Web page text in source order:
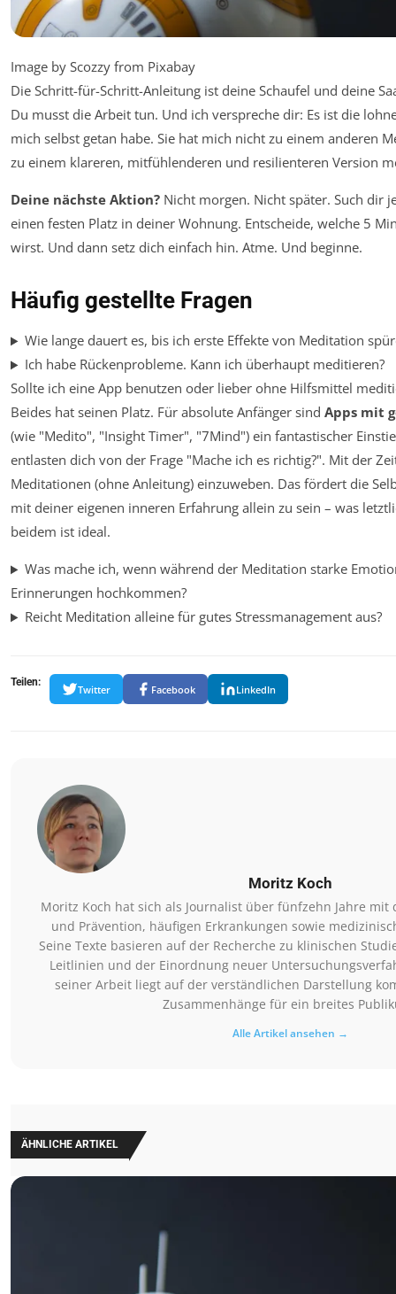
Image by Scozzy from Pixabay
Die Schritt-für-Schritt-Anleitung ist deine Schaufel und deine
Du musst die Arbeit tun. Und ich verspreche dir: Es ist die
mich selbst getan habe. Sie hat mich nicht zu einem anderen
zu einem klareren, mitfühlenderen und resilienteren Version
Deine nächste Aktion? Nicht morgen. Nicht später. Such dir
einen festen Platz in deiner Wohnung. Entscheide, welche 5
wirst. Und dann setz dich einfach hin. Atme. Und beginne.
Häufig gestellte Fragen
Wie lange dauert es, bis ich erste Effekte von Meditation
Ich habe Rückenprobleme. Kann ich überhaupt meditieren?
Sollte ich eine App benutzen oder lieber ohne Hilfsmittel
Beides hat seinen Platz. Für absolute Anfänger sind Apps mit
(wie "Medito", "Insight Timer", "7Mind") ein fantastischer
entlasten dich von der Frage "Mache ich es richtig?". Mit der
Meditationen (ohne Anleitung) einzuweben. Das fördert die
mit deiner eigenen inneren Erfahrung allein zu sein – was
beidem ist ideal.
Was mache ich, wenn während der Meditation starke
Erinnerungen hochkommen?
Reicht Meditation alleine für gutes Stressmanagement aus?
Teilen:
Twitter Facebook LinkedIn
Moritz Koch
Moritz Koch hat sich als Journalist über fünfzehn Jahre mit
und Prävention, häufigen Erkrankungen sowie
Seine Texte basieren auf der Recherche zu klinischen
Leitlinien und der Einordnung neuer
seiner Arbeit liegt auf der verständlichen Darstellung
Zusammenhänge für ein breites
Alle Artikel ansehen →
ÄHNLICHE ARTIKEL